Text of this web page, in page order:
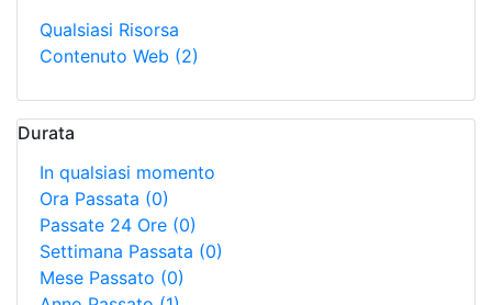
Qualsiasi Risorsa
Contenuto Web (2)
Durata
In qualsiasi momento
Ora Passata (0)
Passate 24 Ore (0)
Settimana Passata (0)
Mese Passato (0)